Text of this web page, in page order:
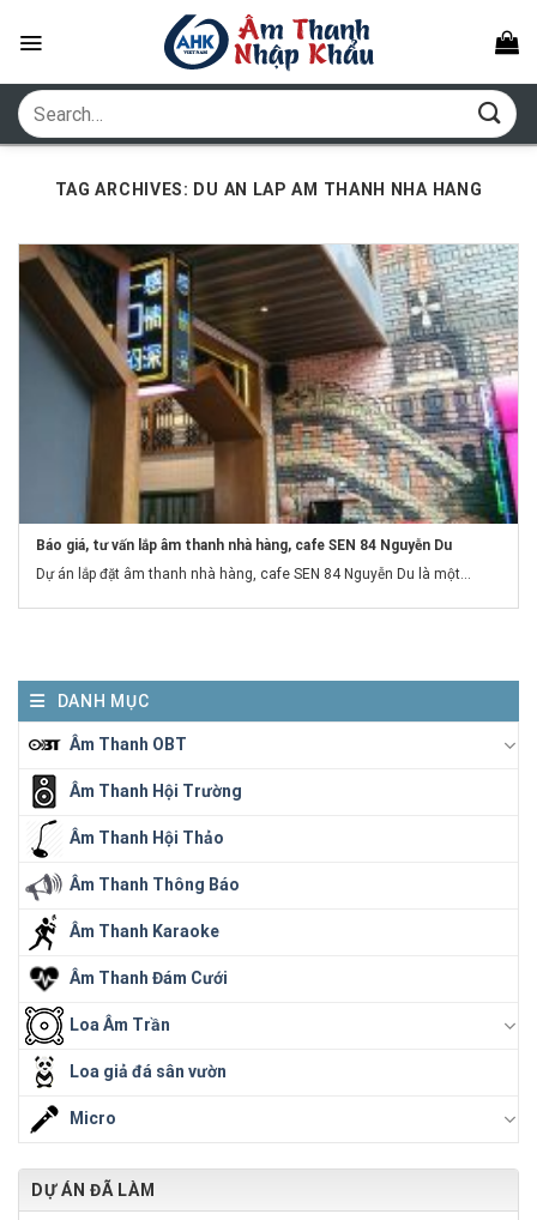
Search
for:
TAG ARCHIVES: DU AN LAP AM THANH NHA HANG
DANH MỤC
Âm Thanh OBT
Âm Thanh Hội Trường
Âm Thanh Hội Thảo
Âm Thanh Thông Báo
Âm Thanh Karaoke
Âm Thanh Đám Cưới
Loa Âm Trần
Loa giả đá sân vườn
Micro
DỰ ÁN ĐÃ LÀM
Báo giá, tư vấn lắp âm thanh nhà hàng, cafe SEN 84 Nguyễn Du
Dự án lắp đặt âm thanh nhà hàng, cafe SEN 84 Nguyễn Du là một...